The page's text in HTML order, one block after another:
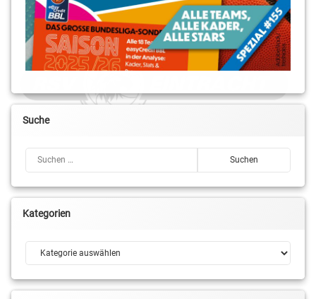
Tobias
Lange
Suche
Kategorien
Kategorien